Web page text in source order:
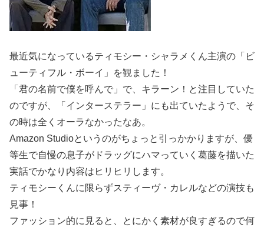
最近気になっているティモシー・シャラメくん主演の「ビ
ューティフル・ボーイ」を観ました！
「君の名前で僕を呼んで」で、キラーン！と注目していた
のですが、「インターステラー」にも出ていたようで、そ
の時は全くオーラなかったなあ。
Amazon Studioというのがちょっと引っかかりますが、優
等生で自慢の息子がドラッグにハマっていく葛藤を描いた
実話でかなり内容はヒリヒリします。
ティモシーくんに限らずスティーヴ・カレルなどの演技も
見事！
ファッション的に見ると、とにかく素材が良すぎるので何